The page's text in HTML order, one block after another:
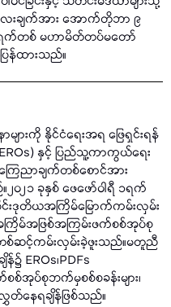
းချက်အား အောက်တိုဘာ ၉
ရက်တစ် မဟာမိတ်တပ်မတော်
န်ထားသည်။
ားကို နိုင်ငံရေးအရ ဖြေရှင်းရန်
နှင့် ပြည်သူ့ကာကွယ်ရေး
ြေညာချက်တစ်စောင်အား
၁ ခုနှစ် ဖေဖော်ဝါရီ ၁ရက်
းဒုတိယအကြိမ်မြောက်ကမ်းလှမ်း
ြိမ်အဖြစ်အကြမ်းဖက်စစ်အုပ်စု
တစ်ဆင့်ကမ်းလှမ်းခဲ့ဖူးသည်။မတူညီ
EROs၊PDFs
စစ်အုပ်စုဘက်မှစစ်စခန်းများ၊
လွှတ်နေရချိန်ဖြစ်သည်။